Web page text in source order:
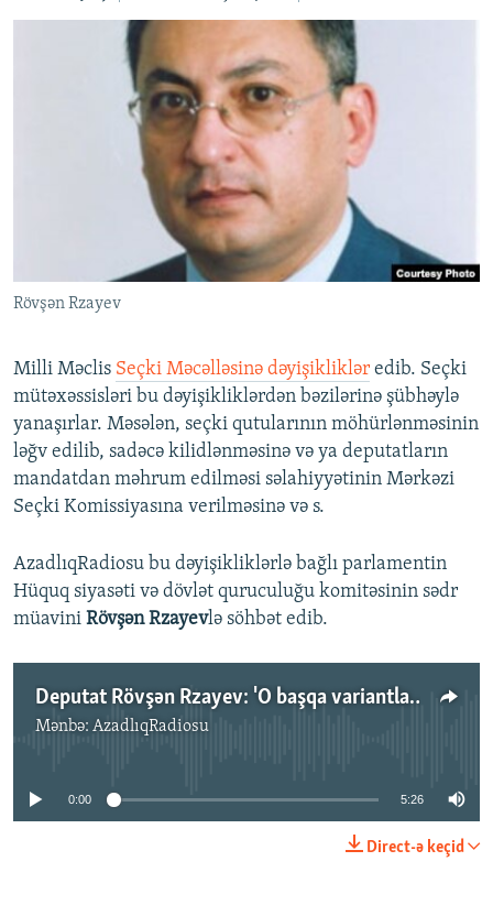
FOTOQALEREYA
RADIO ARXIV
AZƏRBAYCAN ƏDƏBIYYATI KITABXANASI
İSLAM VƏ DEMOKRATIYA
İZ - MƏDƏNIYYƏT PROQRAMI
HAQQIMIZDA
PEŞƏ ETIKASI VƏ JURNALISTIKA STANDARTLARIMIZ
MATERIALLARIMIZDAN ISTIFADƏ
AZADLIQRADIOSU MOBIL TELEFONUNUZDA
BIZIMLƏ ƏLAQƏ
XƏBƏR BÜLLETENLƏRIMIZ
RFE/RL-in bütün saytları
Rövşən Rzayev
Milli Məclis Seçki Məcəlləsinə dəyişikliklər edib. Seçki
mütəxəssisləri bu dəyişikliklərdən bəzilərinə şübhəylə
yanaşırlar. Məsələn, seçki qutularının möhürlənməsinin
ləğv edilib, sadəcə kilidlənməsinə və ya deputatların
mandatdan məhrum edilməsi səlahiyyətinin Mərkəzi
Seçki Komissiyasına verilməsinə və s.
AzadlıqRadiosu bu dəyişikliklərlə bağlı parlamentin
Hüquq siyasəti və dövlət quruculuğu komitəsinin sədr
müavini Rövşən Rzayevlə söhbət edib.
Deputat Rövşən Rzayev: 'O başqa variantlar haqda danışmağa hazır deyiləm'
Mənbə: AzadlıqRadiosu
No media source currently available
0:00 5:26
Direct-ə keçid